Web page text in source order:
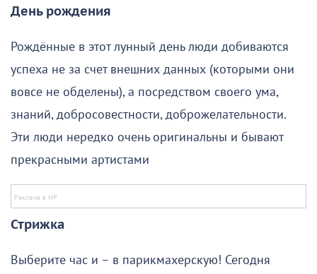
День рождения
Рождённые в этот лунный день люди добиваются
успеха не за счет внешних данных (которыми они
вовсе не обделены), а посредством своего ума,
знаний, добросовестности, доброжелательности.
Эти люди нередко очень оригинальны и бывают
прекрасными артистами
Стрижка
Выберите час и – в парикмахерскую! Сегодня